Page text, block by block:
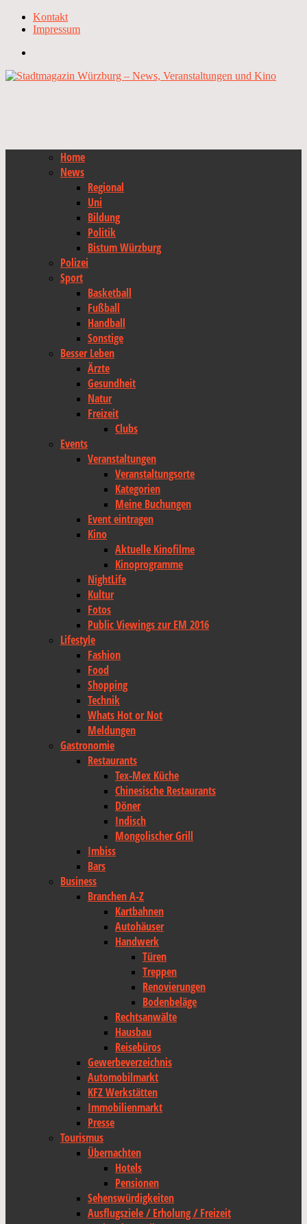
Kontakt
Impressum
Home
News
Regional
Uni
Bildung
Politik
Bistum Würzburg
Polizei
Sport
Basketball
Fußball
Handball
Sonstige
Besser Leben
Ärzte
Gesundheit
Natur
Freizeit
Clubs
Events
Veranstaltungen
Veranstaltungsorte
Kategorien
Meine Buchungen
Event eintragen
Kino
Aktuelle Kinofilme
Kinoprogramme
NightLife
Kultur
Fotos
Public Viewings zur EM 2016
Lifestyle
Fashion
Food
Shopping
Technik
Whats Hot or Not
Meldungen
Gastronomie
Restaurants
Tex-Mex Küche
Chinesische Restaurants
Döner
Indisch
Mongolischer Grill
Imbiss
Bars
Business
Branchen A-Z
Kartbahnen
Autohäuser
Handwerk
Türen
Treppen
Renovierungen
Bodenbeläge
Rechtsanwälte
Hausbau
Reisebüros
Gewerbeverzeichnis
Automobilmarkt
KFZ Werkstätten
Immobilienmarkt
Presse
Tourismus
Übernachten
Hotels
Pensionen
Sehenswürdigkeiten
Ausflugsziele / Erholung / Freizeit